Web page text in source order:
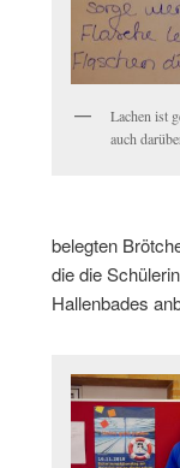
Lachen ist
auch
belegten
die die
Hallenbades